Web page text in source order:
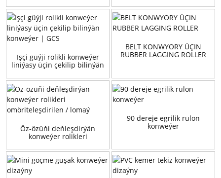
Işçi güýji rolikli konweýer
liniýasy üçin çekilip bilinýän
BELT KONWYORY ÜÇIN
RUBBER LAGGING ROLLER
Öz-özüňi deňleşdirýän
konweýer rolikleri
90 dereje egrilik rulon
konweýer